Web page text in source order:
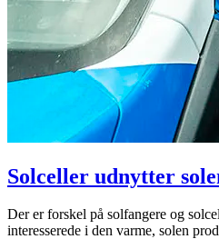
Solceller udnytter
Der er forskel på solfangere og
interesserede i den varme, solen